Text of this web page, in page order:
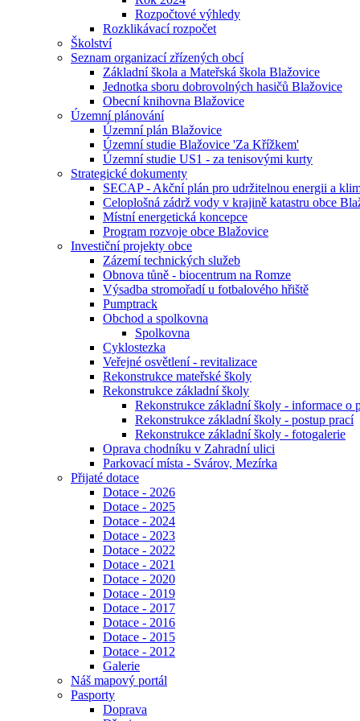
Rozpočtové výhledy
Rozklikávací rozpočet
Školství
Seznam organizací zřízených obcí
Základní škola a Mateřská škola Blažovice
Jednotka sboru dobrovolných hasičů Blažovice
Obecní knihovna Blažovice
Územní plánování
Územní plán Blažovice
Územní studie Blažovice 'Za Křížkem'
Územní studie US1 - za tenisovými kurty
Strategické dokumenty
SECAP - Akční plán pro udržitelnou energii a
Celoplošná zádrž vody v krajině katastru obce
Místní energetická koncepce
Program rozvoje obce Blažovice
Investiční projekty obce
Zázemí technických služeb
Obnova tůně - biocentrum na Romze
Výsadba stromořadí u fotbalového hřiště
Pumptrack
Obchod a spolkovna
Spolkovna
Cyklostezka
Veřejné osvětlení - revitalizace
Rekonstrukce mateřské školy
Rekonstrukce základní školy
Rekonstrukce základní školy - informace o
Rekonstrukce základní školy - postup prací
Rekonstrukce základní školy - fotogalerie
Oprava chodníku v Zahradní ulici
Parkovací místa - Svárov, Mezírka
Přijaté dotace
Dotace - 2026
Dotace - 2025
Dotace - 2024
Dotace - 2023
Dotace - 2022
Dotace - 2021
Dotace - 2020
Dotace - 2019
Dotace - 2017
Dotace - 2016
Dotace - 2015
Dotace - 2012
Galerie
Náš mapový portál
Pasporty
Doprava